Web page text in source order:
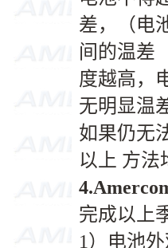
差，（电
间的温差
度越高，
无明显温
如果仍无
以上 方法
完成以上
1）电池